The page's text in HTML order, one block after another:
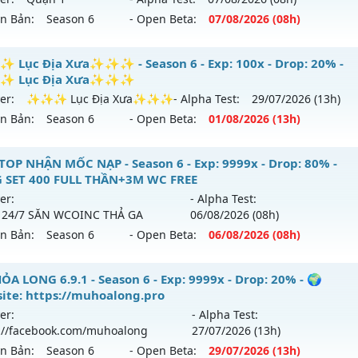
Gold Dragon
9999x - Drop: 90%
loại: Mu Nguyên bản Webzen
ICMPROTECT ✅ 🔴 ✨ ⚡️
Bản:
Season 6 - Open Beta: 07/08/2026 (08h)
MU HÙNG BÁ ++ - Siêu Phẩm MU
mới ra tháng 08 2026 - Mở máy chủ
Quận 1vào 08h ngày
200x - Drop: 10%
loại: Mu Nguyên bản Webzen
Shark Shield
Lục Địa Xưa✨✨✨ - Season 6 - Exp: 100x - Drop: 20% -
Lục Địa Xưa✨✨✨
✨✨✨ Lục Địa Xưa✨✨✨- Alpha Test: 29/07/2026 (13h)
Bản:
Season 6 - Open Beta: 01/08/2026 (13h)
Lục Địa Xưa✨✨✨ - ✨✨✨ Lục Địa Xưa✨✨✨
ra tháng 08 2026 - Mở máy chủ ✨✨✨ Lục Địa
2626
100x - Drop: 20%
Mu Nguyên bản Webzen
XTEAM
NHẬN MỐC NẠP - Season 6 - Exp: 9999x - Drop: 80% -
SET 400 FULL THẦN+3M WC FREE
24/7 SĂN WCOINC THẢ GA
- Alpha Test:
06/08/2026 (08h)
Bản:
Season 6 - Open Beta: 06/08/2026 (08h)
NHẬN MỐC NẠP - TẶNG SET 400 FULL THẦN+3M WC
ra tháng 08 2026 - Mở máy chủ BOSS 24/7 SĂN
08/2626
- Drop: 80%
LONG 6.9.1 - Season 6 - Exp: 9999x - Drop: 20% - 🌍
https://muhoalong.pro
facebook.com/muhoalong
- Alpha Test:
27/07/2026 (13h)
Bản:
Season 6 - Open Beta: 29/07/2026 (13h)